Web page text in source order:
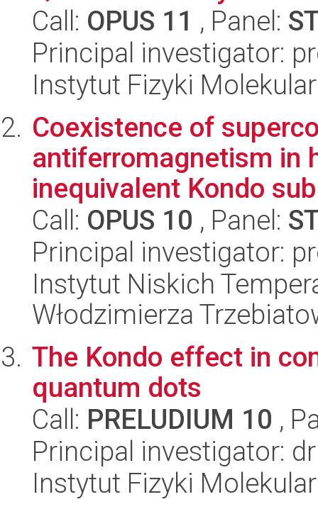
Call: OPUS 11 , Panel:
Principal investigator:
Instytut Fizyki
Coexistence of
antiferromagnetism in
inequivalent Kondo
Call: OPUS 10 , Panel:
Principal investigator:
Instytut Niskich
Włodzimierza
The Kondo effect in
quantum dots
Call: PRELUDIUM 10 ,
Principal investigator:
Instytut Fizyki